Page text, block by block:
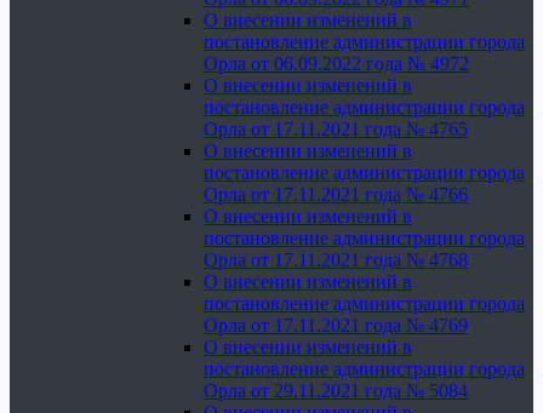
О внесении изменений в
постановление администрации города
Орла от 06.09.2022 года № 4972
О внесении изменений в
постановление администрации города
Орла от 17.11.2021 года № 4765
О внесении изменений в
постановление администрации города
Орла от 17.11.2021 года № 4766
О внесении изменений в
постановление администрации города
Орла от 17.11.2021 года № 4768
О внесении изменений в
постановление администрации города
Орла от 17.11.2021 года № 4769
О внесении изменений в
постановление администрации города
Орла от 29.11.2021 года № 5084